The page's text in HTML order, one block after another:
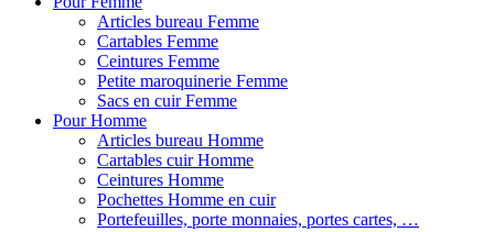
Articles bureau Femme
Cartables Femme
Ceintures Femme
Petite maroquinerie Femme
Sacs en cuir Femme
Pour Homme
Articles bureau Homme
Cartables cuir Homme
Ceintures Homme
Pochettes Homme en cuir
Portefeuilles, porte monnaies, portes cartes, …